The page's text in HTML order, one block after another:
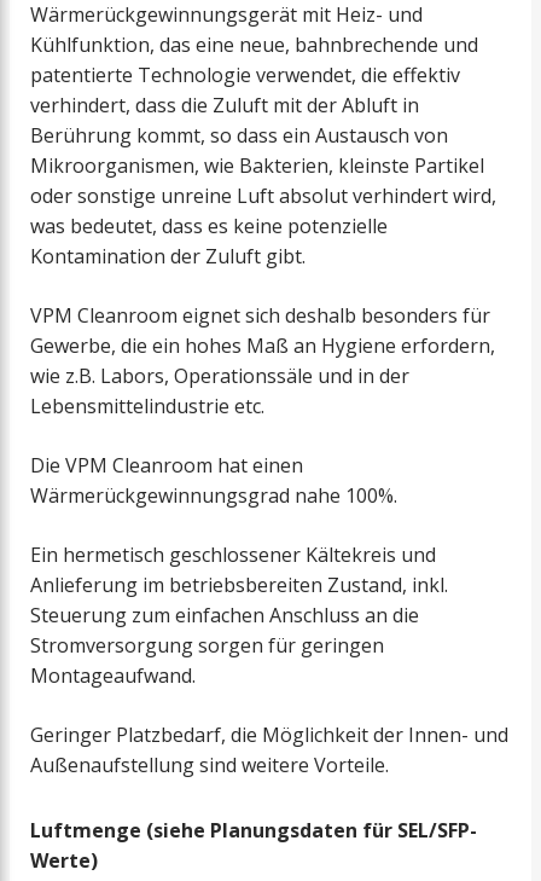
Wärmerückgewinnungsgerät mit Heiz- und
Kühlfunktion, das eine neue, bahnbrechende und
patentierte Technologie verwendet, die effektiv
verhindert, dass die Zuluft mit der Abluft in
Berührung kommt, so dass ein Austausch von
Mikroorganismen, wie Bakterien, kleinste Partikel
oder sonstige unreine Luft absolut verhindert wird,
was bedeutet, dass es keine potenzielle
Kontamination der Zuluft gibt.
VPM Cleanroom eignet sich deshalb besonders für
Gewerbe, die ein hohes Maß an Hygiene erfordern,
wie z.B. Labors, Operationssäle und in der
Lebensmittelindustrie etc.
Die VPM Cleanroom hat einen
Wärmerückgewinnungsgrad nahe 100%.
Ein hermetisch geschlossener Kältekreis und
Anlieferung im betriebsbereiten Zustand, inkl.
Steuerung zum einfachen Anschluss an die
Stromversorgung sorgen für geringen
Montageaufwand.
Geringer Platzbedarf, die Möglichkeit der Innen- und
Außenaufstellung sind weitere Vorteile.
Luftmenge (siehe Planungsdaten für SEL/SFP-
Werte)